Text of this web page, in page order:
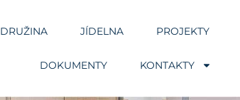
DRUŽINA JÍDELNA PROJEKTY
DOKUMENTY KONTAKTY